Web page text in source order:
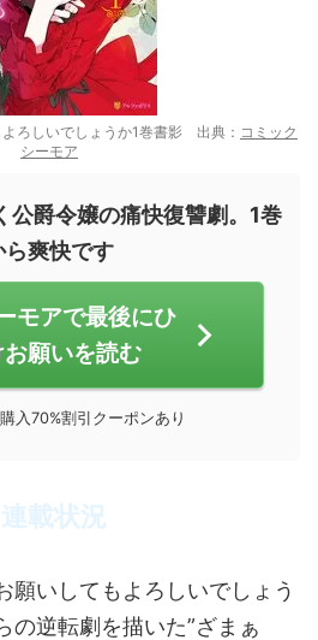
ろしいでしょうか1巻書影 出典： コミック
シーモア
公爵令嬢の痛快復讐劇。1巻
ら爽快です
モアで最後にひ
お願いを読む
入70%割引クーポンあり
載状況
願いしてもよろしいでしょう
の逆転劇を描いた”ざまぁ